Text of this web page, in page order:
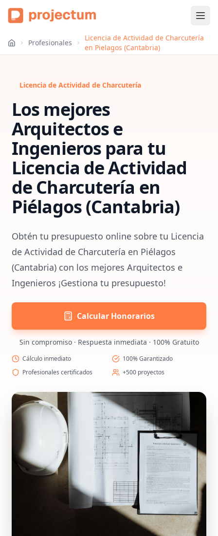
Profesionales
Licencia de Actividad de Charcutería
en Pielagos (Cantabria)
Licencia de Actividad de Charcutería
Los mejores
Arquitectos e
Ingenieros para tu
Licencia de Actividad
de Charcutería en
Piélagos (Cantabria)
Obtén tu presupuesto online sobre tu Licencia
de Actividad de Charcutería en Piélagos
(Cantabria) con los mejores Arquitectos e
Ingenieros ¡Gestiona tu presupuesto!
Calcular Honorarios
Sin compromiso · Respuesta inmediata · 100% Gratuito
Cálculo inmediato
100% Garantizado
Profesionales certificados
+500 proyectos